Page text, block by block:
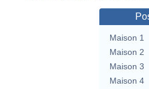
Maison 1
Maison 2
Maison 3
Maison 4